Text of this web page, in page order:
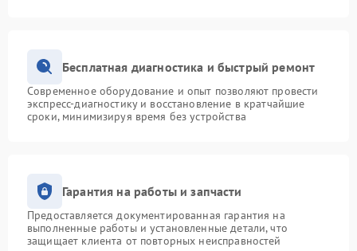
Бесплатная диагностика и быстрый ремонт
Современное оборудование и опыт позволяют провести
экспресс-диагностику и восстановление в кратчайшие
сроки, минимизируя время без устройства
Гарантия на работы и запчасти
Предоставляется документированная гарантия на
выполненные работы и установленные детали, что
защищает клиента от повторных неисправностей